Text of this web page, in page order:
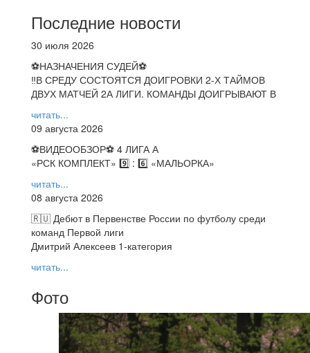
Последние новости
30 июля 2026
⚽НАЗНАЧЕНИЯ СУДЕЙ⚽
‼В СРЕДУ СОСТОЯТСЯ ДОИГРОВКИ 2-Х ТАЙМОВ
ДВУХ МАТЧЕЙ 2А ЛИГИ. КОМАНДЫ ДОИГРЫВАЮТ В
читать...
09 августа 2026
⚽️ВИДЕООБЗОР⚽️ 4 ЛИГА А
«РСК КОМПЛЕКТ» 9️⃣ : 6️⃣ «МАЛЬОРКА»
читать...
08 августа 2026
🇷🇺 Дебют в Первенстве России по футболу среди
команд Первой лиги
Дмитрий Алексеев 1-категория
читать...
Фото